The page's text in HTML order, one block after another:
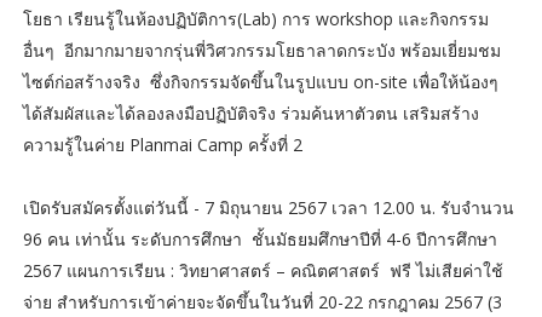
โยธา เรียนรู้ในห้องปฏิบัติการ(Lab) การ workshop และกิจกรรม
อื่นๆ อีกมากมายจากรุ่นพี่วิศวกรรมโยธาลาดกระบัง พร้อมเยี่ยมชม
ไซต์ก่อสร้างจริง ซึ่งกิจกรรมจัดขึ้นในรูปแบบ on-site เพื่อให้น้องๆ
ได้สัมผัสและได้ลองลงมือปฏิบัติจริง ร่วมค้นหาตัวตน เสริมสร้าง
ความรู้ในค่าย Planmai Camp ครั้งที่ 2
เปิดรับสมัครตั้งแต่วันนี้ - 7 มิถุนายน 2567 เวลา 12.00 น. รับจำนวน
96 คน เท่านั้น ระดับการศึกษา ชั้นมัธยมศึกษาปีที่ 4-6 ปีการศึกษา
2567 แผนการเรียน : วิทยาศาสตร์ – คณิตศาสตร์ ฟรี ไม่เสียค่าใช้
จ่าย สำหรับการเข้าค่ายจะจัดขึ้นในวันที่ 20-22 กรกฎาคม 2567 (3